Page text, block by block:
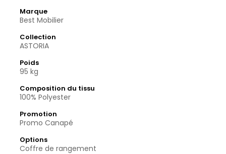
Marque
Best Mobilier
Collection
ASTORIA
Poids
95 kg
Composition du tissu
100% Polyester
Promotion
Promo Canapé
Options
Coffre de rangement